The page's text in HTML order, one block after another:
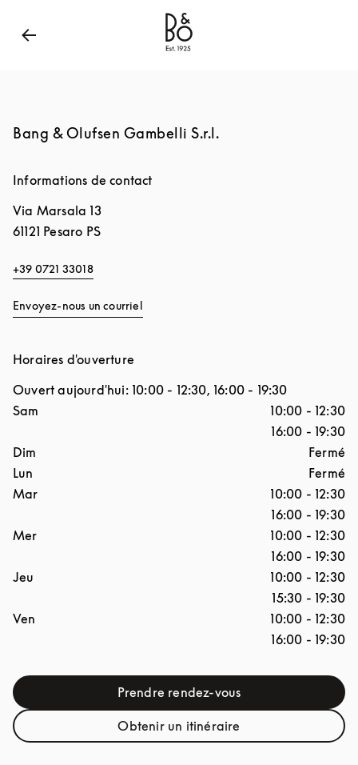
Bang & Olufsen - Exist to Create
Bang & Olufsen Gambelli S.r.l.
Informations de contact
Via Marsala 13
61121 Pesaro PS
+39 0721 33018
Envoyez-nous un courriel
Horaires d'ouverture
Ouvert aujourd'hui: 10:00 - 12:30, 16:00 - 19:30
Jour de la semaine
Sam 10:00 - 12:30
16:00 - 19:30
Dim
Fermé
Lun
Fermé
Mar
10:00 - 12:30
16:00 - 19:30
Mer
10:00 - 12:30
16:00 - 19:30
Jeu
10:00 - 12:30
15:30 - 19:30
Ven
10:00 - 12:30
16:00 - 19:30
Prendre rendez-vousLink Opens in New Tab
Obtenir un itinéraireLink Opens in New Tab